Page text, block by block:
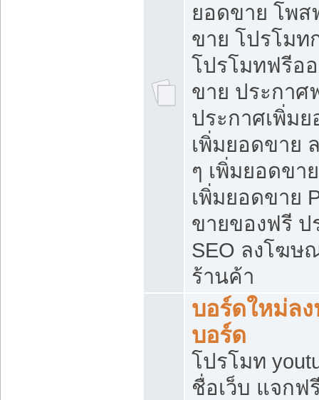
ยอดขาย โพส
ขาย โปรโมท
โปรโมทฟรีอ
ขาย ประกาศ
ประกาศเพิ่ม
เพิ่มยอดขาย
ๆ เพิ่มยอดขา
เพิ่มยอดขาย
ขายของฟรี ป
SEO ลงโฆษ
ร้านค้า
บอร์ดใหม่ลง
บอร์ด
โปรโมท
ชื่อเว็บ แจกฟ